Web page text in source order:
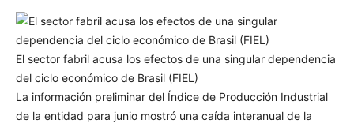
El sector fabril acusa los efectos de una singular dependencia
del ciclo económico de Brasil (FIEL)
La información preliminar del Índice de Producción Industrial
de la entidad para junio mostró una caída interanual de la